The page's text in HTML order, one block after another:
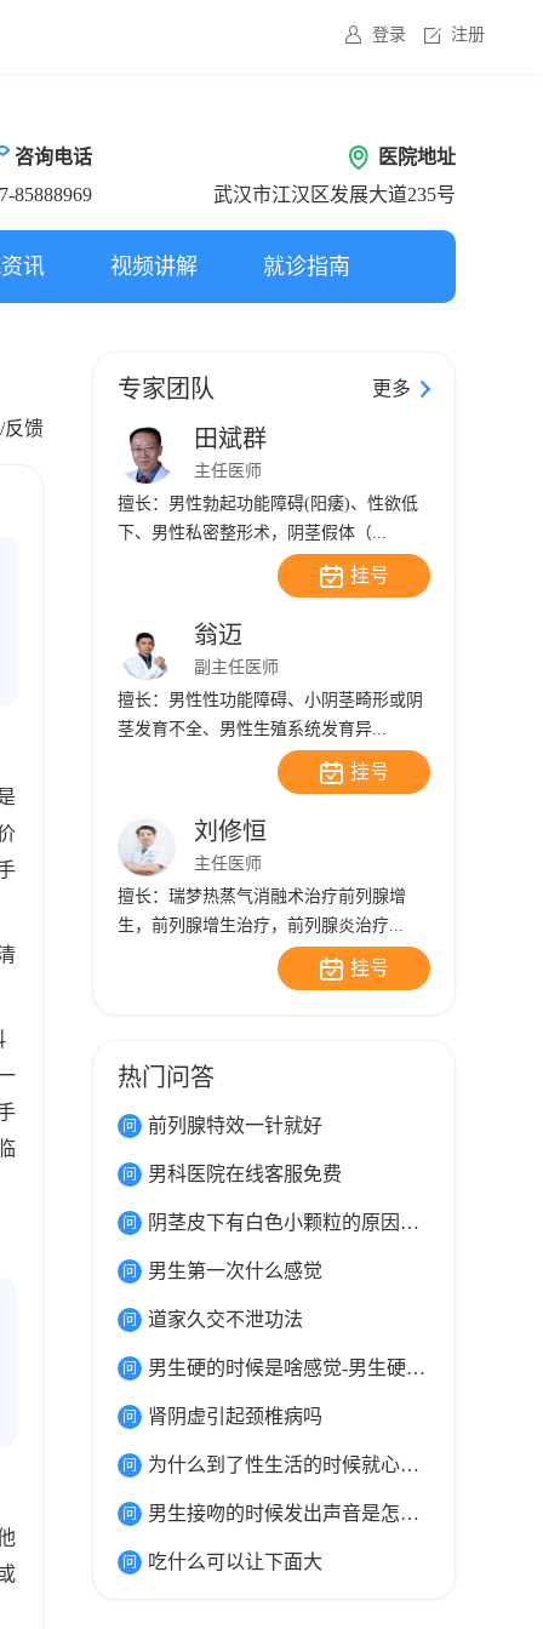
登录 注册
医院地址
武汉市江汉区发展大道235号
咨询电话
85888969
讯 视频讲解 就诊指南
反馈
专家团队 更多
田斌群
主任医师
擅长：男性勃起功能障碍(阳痿)、性欲低
下、男性私密整形术，阴茎假体（...
挂号
翁迈
副主任医师
擅长：男性性功能障碍、小阴茎畸形或阴
茎发育不全、男性生殖系统发育异...
挂号
刘修恒
主任医师
擅长：瑞梦热蒸气消融术治疗前列腺增
生，前列腺增生治疗，前列腺炎治疗...
挂号
热门问答
前列腺特效一针就好
男科医院在线客服免费
阴茎皮下有白色小颗粒的原因和治疗
男生第一次什么感觉
道家久交不泄功法
男生硬的时候是啥感觉-男生硬是什么感觉
肾阴虚引起颈椎病吗
为什么到了性生活的时候就心跳很快
男生接吻的时候发出声音是怎么回事-舌吻有声音
吃什么可以让下面大